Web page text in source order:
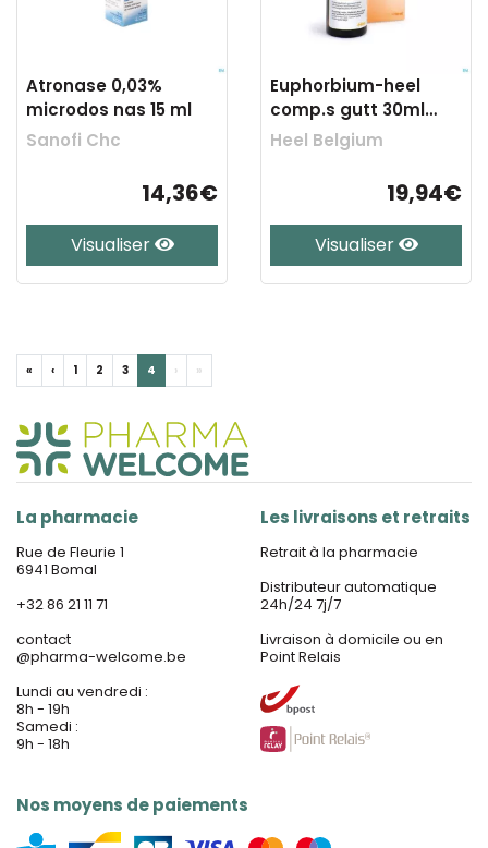
Atronase 0,03%
microdos nas 15 ml
Sanofi Chc
14,36€
Visualiser
Euphorbium-heel
comp.s gutt 30ml
heel
Heel Belgium
19,94€
Visualiser
« ‹ 1 2 3 4 › »
La pharmacie
Rue de Fleurie 1
6941 Bomal
+32 86 21 11 71
contact
@pharma-welcome.be
Lundi au vendredi :
8h - 19h
Samedi :
9h - 18h
Nos moyens de paiements
Les livraisons et retraits
Retrait à la pharmacie
Distributeur automatique
24h/24 7j/7
Livraison à domicile ou en
Point Relais